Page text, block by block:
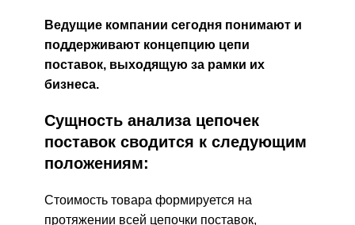
Ведущие компании сегодня понимают и
поддерживают концепцию цепи
поставок, выходящую за рамки их
бизнеса.
Сущность анализа цепочек
поставок сводится к следующим
положениям:
Стоимость товара формируется на
протяжении всей цепочки поставок,